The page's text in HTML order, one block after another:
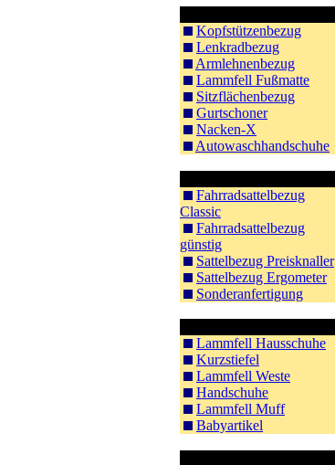
Kopfstützenbezug
Lenkradbezug
Armlehnenbezug
Lammfell Fußmatte
Sitzflächenbezug
Gurtschoner
Nacken-X
Autowaschhandschuhe
Fahrradsattelbezug
Classic
Fahrradsattelbezug
günstig
Sattelbezug Preisknaller
Sattelbezug Ergometer
Sonderanfertigung
Lammfell Hausschuhe
Kurzstiefel
Lammfell Weste
Handschuhe
Lammfell Muff
Babyartikel